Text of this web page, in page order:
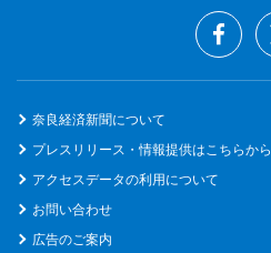
奈良経済新聞について
プレスリリース・情報提供はこちらから
アクセスデータの利用について
お問い合わせ
広告のご案内